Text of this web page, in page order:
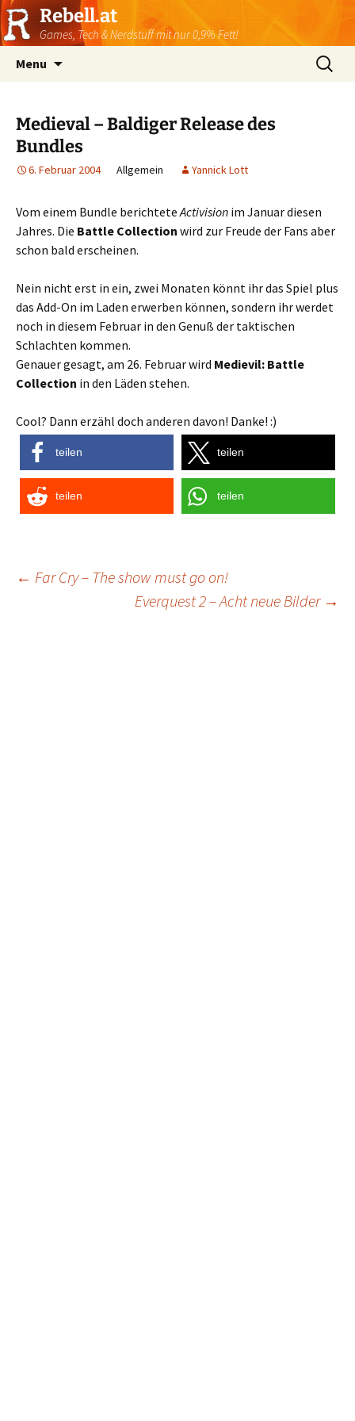
Rebell.at
Games, Tech & Nerdstuff mit nur 0,9% Fett!
Menu
Suchen
nach:
Medieval – Baldiger Release des
Bundles
6. Februar 2004 Allgemein Yannick Lott
Vom einem Bundle berichteteActivision im Januar diesen
Jahres. Die Battle Collection wird zur Freude der Fans aber
schon bald erscheinen.
Nein nicht erst in ein, zwei Monaten könnt ihr das Spiel plus
das Add-On im Laden erwerben können, sondern ihr werdet
noch in diesem Februar in den Genuß der taktischen
Schlachten kommen.
Genauer gesagt, am 26. Februar wird Medievil: Battle
Collection in den Läden stehen.
Cool? Dann erzähl doch anderen davon! Danke! :)
teilen teilen
teilen teilen
Post
← Far Cry – The show must go on!
Everquest 2 – Acht neue Bilder →